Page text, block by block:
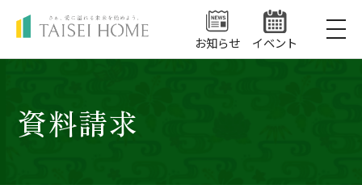
お知らせ イベント
資料請求